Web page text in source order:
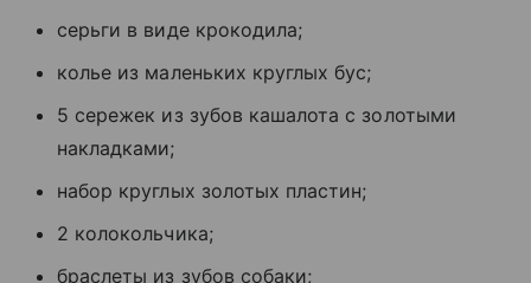
серьги в виде крокодила;
колье из маленьких круглых бус;
5 сережек из зубов кашалота с золотыми
накладками;
набор круглых золотых пластин;
2 колокольчика;
браслеты из зубов собаки;